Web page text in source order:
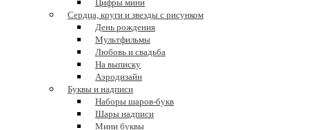
Цифры мини
Сердца, круги и звезды с рисунком
День рождения
Мультфильмы
Любовь и свадьба
На выписку
Аэродизайн
Буквы и надписи
Наборы шаров-букв
Шары надписи
Мини буквы